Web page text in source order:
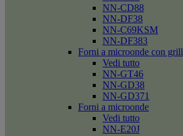
NN-CD88
NN-DF38
NN-C69KSM
NN-DF383
Forni a microonde con grill
Vedi tutto
NN-GT46
NN-GD38
NN-GD371
Forni a microonde
Vedi tutto
NN-E20J